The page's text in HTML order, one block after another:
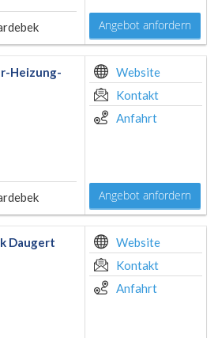
Angebot anfordern
Heizung-
Website
Kontakt
Anfahrt
Angebot anfordern
Daugert
Website
Kontakt
Anfahrt